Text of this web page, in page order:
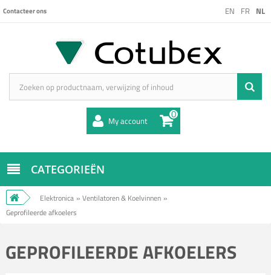
EN FR NL
Contacteer ons
My account 0
CATEGORIEËN
Elektronica » Ventilatoren & Koelvinnen »
Geprofileerde afkoelers
GEPROFILEERDE AFKOELERS